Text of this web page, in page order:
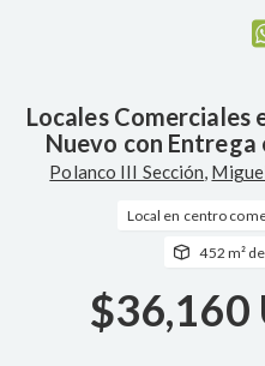
Locales Comerciales
Nuevo con
Polanco III Sección,
Local en centro
452 m²
$36,160